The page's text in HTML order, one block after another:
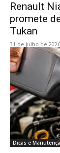
Renault
promete
Tukan
31 de julho de 2026
Dicas e